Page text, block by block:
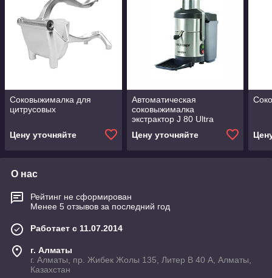
Соковыжималка для
цитрусовых
Цену уточняйте
Автоматическая
соковыжималка
экстрактор J 80 Ultra
Цену уточняйте
О нас
Рейтинг не сформирован
Менее 5 отзывов за последний год
Работает с 11.07.2014
г. Алматы
г. Алматы, пр. Жибек Жолы 135, Литер В 40 А, Алматы,
Казахстан